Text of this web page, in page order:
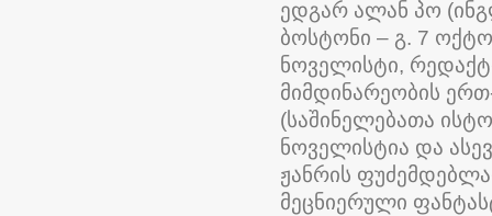
ედგარ ალან პო
ბოსტონი – გ. 7
ნოველისტი,
მიმდინარეობის
(საშინელებათა
ნოველისტია და
ჟანრის
მეცნიერული